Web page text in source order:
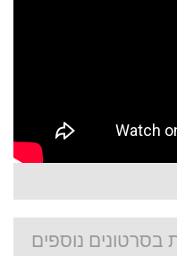
בסרטונים נוספים